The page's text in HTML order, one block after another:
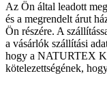
Az Ön által leadott
és a megrendelt árut
Ön részére. A
a vásárlók szállítási
hogy a NATURTEX
kötelezettségének,